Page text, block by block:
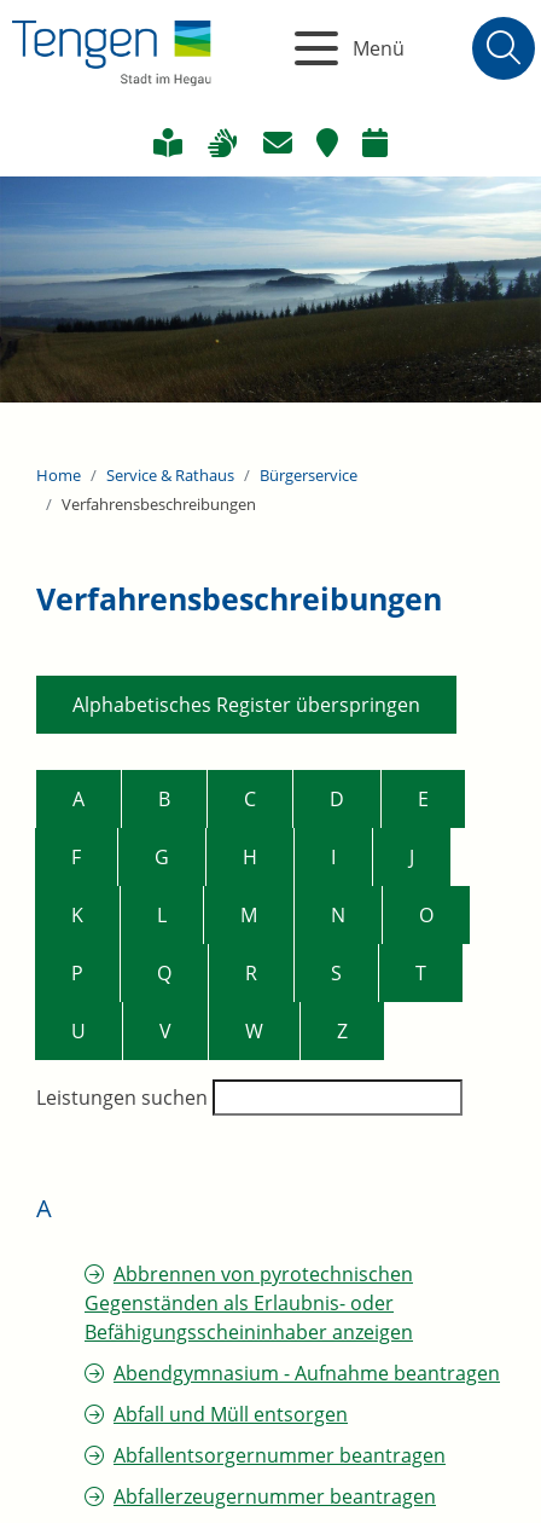
Menü
Home Service & Rathaus
Bürgerservice
Verfahrensbeschreibungen
Verfahrensbeschreibungen
Alphabetisches Register überspringen
A B C D E
F G H I J
K L M N O
P Q R S T
U V W Z
Leistungen suchen
A
Abbrennen von pyrotechnischen
Gegenständen als Erlaubnis- oder
Befähigungsscheininhaber anzeigen
Abendgymnasium - Aufnahme beantragen
Abfall und Müll entsorgen
Abfallentsorgernummer beantragen
Abfallerzeugernummer beantragen